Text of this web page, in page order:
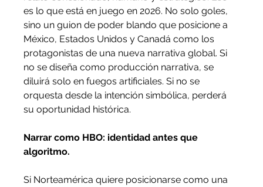
es lo que está en juego en 2026. No solo goles,
sino un guion de poder blando que posicione a
México, Estados Unidos y Canadá como los
protagonistas de una nueva narrativa global. Si
no se diseña como producción narrativa, se
diluirá solo en fuegos artificiales. Si no se
orquesta desde la intención simbólica, perderá
su oportunidad histórica.
Narrar como HBO: identidad antes que
algoritmo.
Si Norteamérica quiere posicionarse como una